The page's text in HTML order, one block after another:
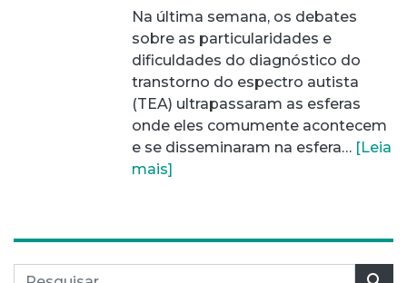
Na última semana, os debates
sobre as particularidades e
dificuldades do diagnóstico do
transtorno do espectro autista
(TEA) ultrapassaram as esferas
onde eles comumente acontecem
e se disseminaram na esfera… [Leia
mais]
Pesquisar por: